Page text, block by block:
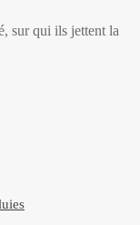
sur qui ils jettent la